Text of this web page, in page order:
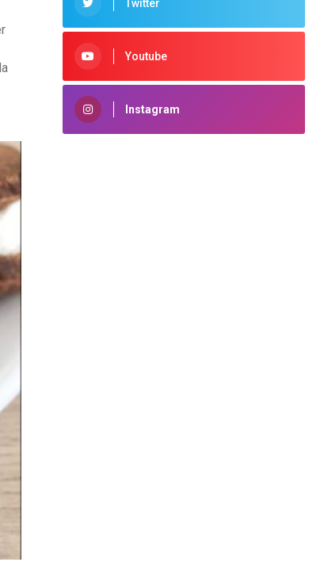
Twitter
Youtube
Instagram